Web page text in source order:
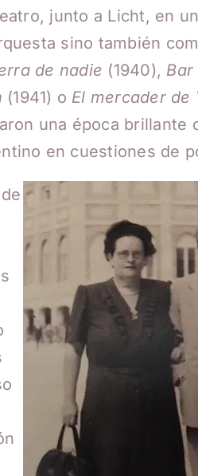
junto a Licht, en
sino también
de nadie (1940), Bar
(1941) o El mercader de
una época brillante
en cuestiones de